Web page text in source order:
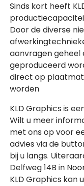
Sinds kort heeft
Door de diverse
aanvragen geheel
geproduceerd
direct op
worden
KLD Graphics is
Wilt u meer
met ons op voor
advies via de
bij u langs.
Delfweg 14B in
KLD Graphics kan